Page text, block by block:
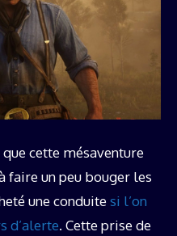
cette mésaventure
faire un peu bouger les
une conduitesi l’on
d’alerte. Cette prise de